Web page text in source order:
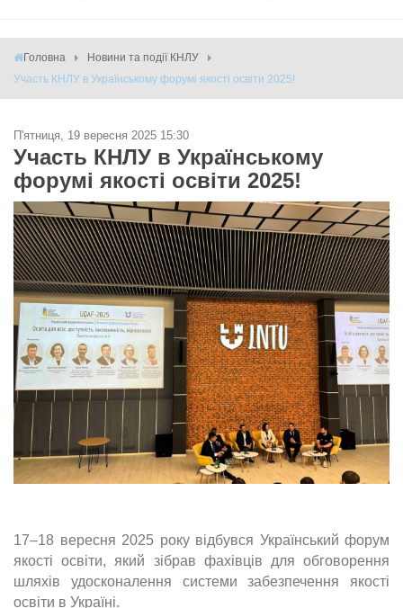
Головна
Новини та події КНЛУ
Участь КНЛУ в Українському форумі якості освіти 2025!
П'ятниця, 19 вересня 2025 15:30
Участь КНЛУ в Українському
форумі якості освіти 2025!
17–18 вересня 2025 року відбувся Український форум
якості освіти, який зібрав фахівців для обговорення
шляхів удосконалення системи забезпечення якості
освіти в Україні.